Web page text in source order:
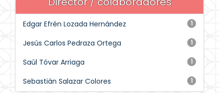
1
Edgar Efrén Lozada Hernández
1
Jesús Carlos Pedraza Ortega
1
Saúl Tóvar Arriaga
1
Sebastián Salazar Colores